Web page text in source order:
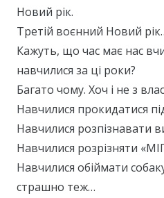
Громадські приймальні
Контакти
Новий рік.
Третій воєнний Новий
Кажуть, що час має нас
навчилися за ці роки?
Багато чому. Хоч і не з
Навчилися прокидатися
Навчилися розпізнавати
Навчилися розрізняти
Навчилися обіймати
страшно теж…